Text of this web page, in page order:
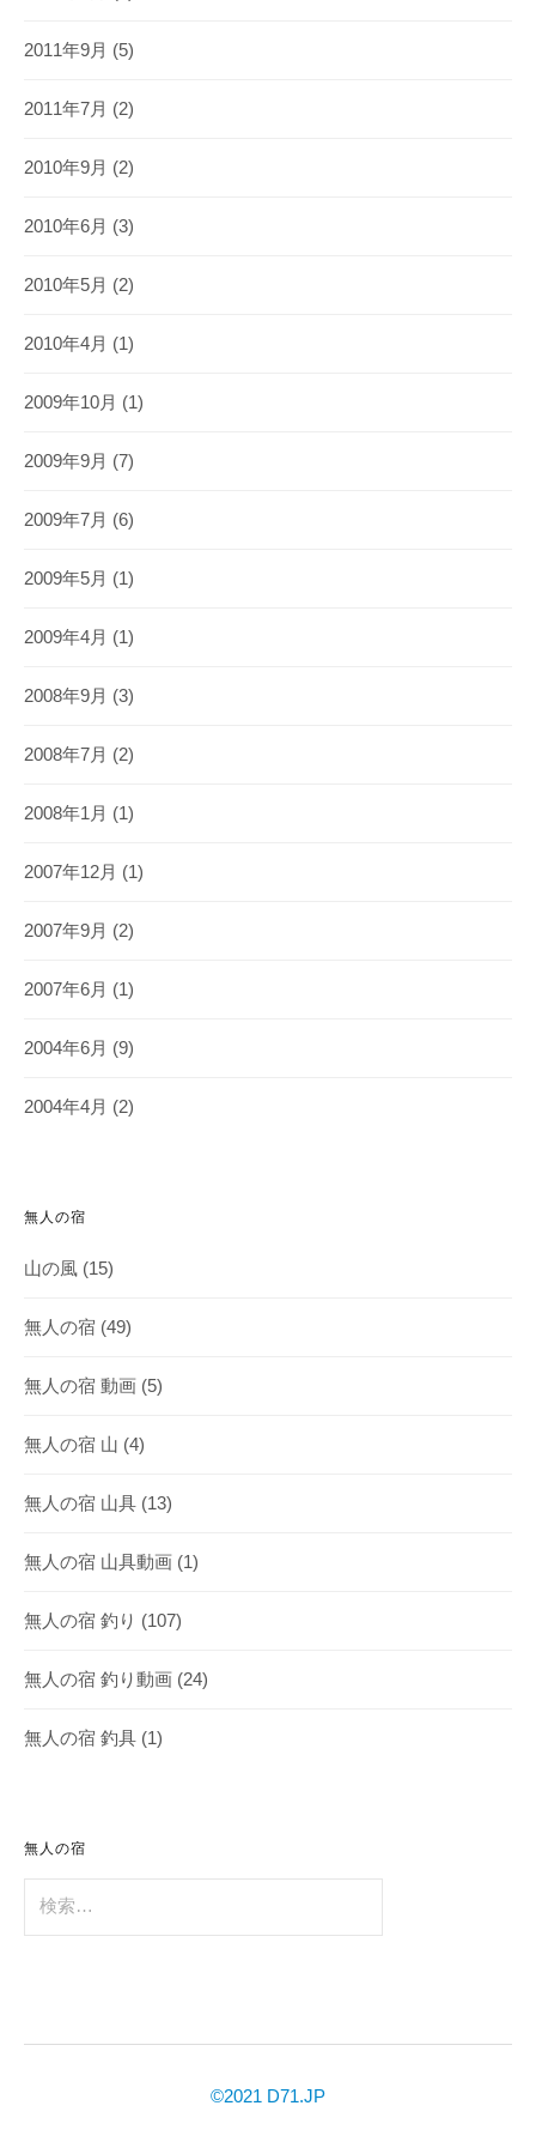
2011年9月 (5)
2011年7月 (2)
2010年9月 (2)
2010年6月 (3)
2010年5月 (2)
2010年4月 (1)
2009年10月 (1)
2009年9月 (7)
2009年7月 (6)
2009年5月 (1)
2009年4月 (1)
2008年9月 (3)
2008年7月 (2)
2008年1月 (1)
2007年12月 (1)
2007年9月 (2)
2007年6月 (1)
2004年6月 (9)
2004年4月 (2)
無人の宿
山の風 (15)
無人の宿 (49)
無人の宿 動画 (5)
無人の宿 山 (4)
無人の宿 山具 (13)
無人の宿 山具動画 (1)
無人の宿 釣り (107)
無人の宿 釣り動画 (24)
無人の宿 釣具 (1)
無人の宿
索:
©2021 D71.JP